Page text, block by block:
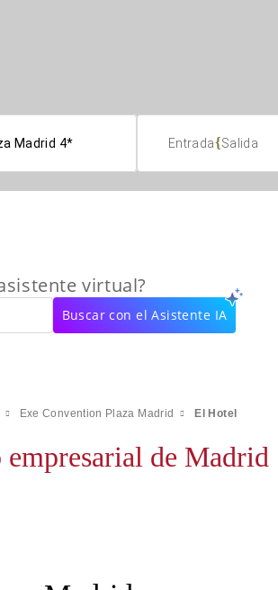
Entrada{Salida
virtual?
Buscar con el Asistente IA
Exe Convention Plaza Madrid El Hotel
de Madrid